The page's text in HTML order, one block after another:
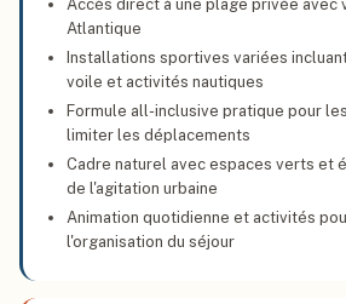
Accès direct à une plage privée avec
Atlantique
Installations sportives variées
voile et activités nautiques
Formule all-inclusive pratique pour
limiter les déplacements
Cadre naturel avec espaces verts et
de l'agitation urbaine
Animation quotidienne et activités
l'organisation du séjour